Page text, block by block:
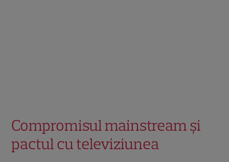
Compromisul mainstream și
pactul cu televiziunea